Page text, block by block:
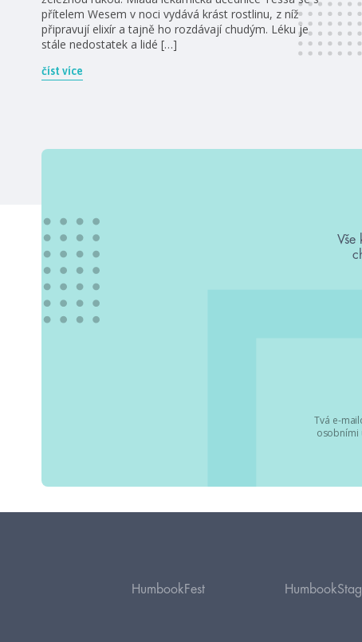
přítelem Wesem v noci vydává krást rostlinu, z níž
připravují elixír a tajně ho rozdávají chudým. Léku je
stále nedostatek a lidé […]
číst více
Vše
Tvá e-
osobními
HumbookFest